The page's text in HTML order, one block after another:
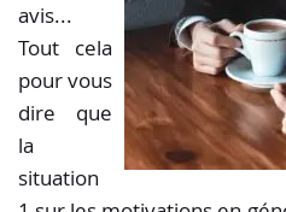
avis...
Tout cela
pour vous
dire que
la
situation